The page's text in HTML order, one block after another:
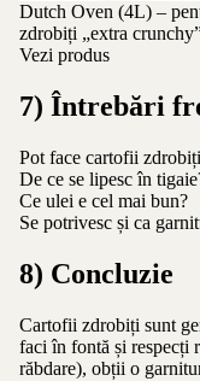
Dutch Oven (4L) –
zdrobiți „extra
Vezi produs
7) Întrebări
Pot face cartofii
De ce se lipesc în
Ce ulei e cel mai bun?
Se potrivesc și ca
8) Concluzie
Cartofii zdrobiți sunt
faci în fontă și respecți
răbdare), obții o